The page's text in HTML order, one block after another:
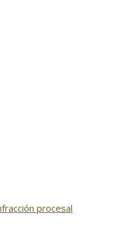
procesal